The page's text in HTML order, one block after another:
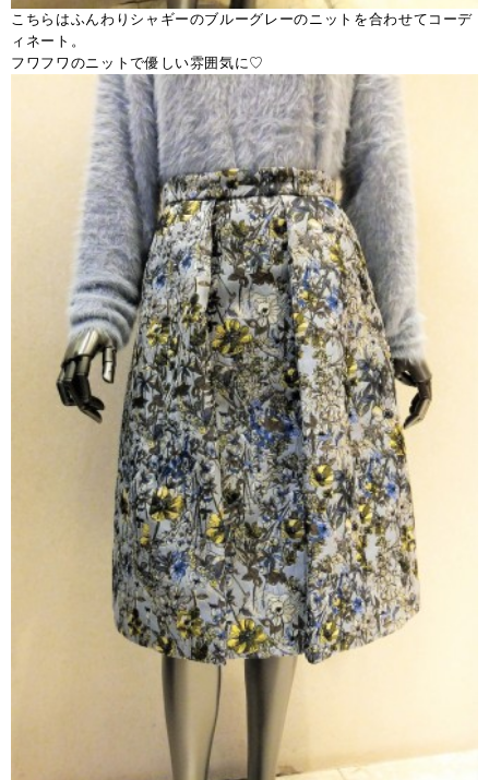
こちらはふんわりシャギーのブルーグレーのニットを合わせてコーデ
ィネート。
フワフワのニットで優しい雰囲気に♡